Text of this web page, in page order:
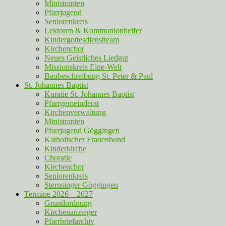
Ministranten
Pfarrjugend
Seniorenkreis
Lektoren & Kommunionhelfer
Kindergottesdienstteam
Kirchenchor
Neues Geistliches Liedgut
Missionskreis Eine-Welt
Baubeschreibung St. Peter & Paul
St. Johannes Baptist
Kuratie St. Johannes Baptist
Pfarrgemeinderat
Kirchenverwaltung
Ministranten
Pfarrjugend Göggingen
Katholischer Frauenbund
Kinderkirche
Choratie
Kirchenchor
Seniorenkreis
Sternsinger Göggingen
Termine 2026 – 2027
Grundordnung
Kirchenanzeiger
Pfarrbriefarchiv